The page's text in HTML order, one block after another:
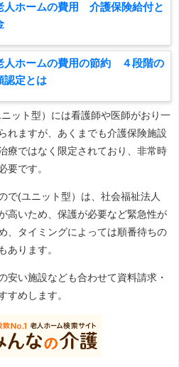
人ホームの費用 介護保険給付と
人ホームの費用の節約 ４段階の
認定とは
ット型）には看護師や医師がおり一
れますが、あくまでも介護保険施設
療ではなく限定されており、非常時
要です。
で(ユニット型）は、社会福祉法人
高いため、保護が必要など緊急性が
、タイミングによっては順番待ちの
あります。
安い施設なども合わせて資料請求・
すめします。